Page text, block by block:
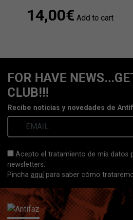
14,00€ Add to cart
FOR HAVE
CLUB!!!
Recibe noticias y novedades de
Acepto el tratamiento de mis datos
newsletters.
Pincha aquí para saber cómo